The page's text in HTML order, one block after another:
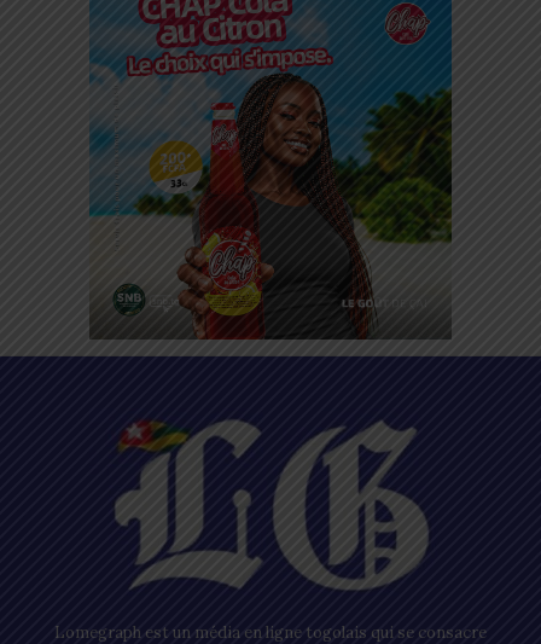
Lomegraph est un média en ligne togolais qui se consacre